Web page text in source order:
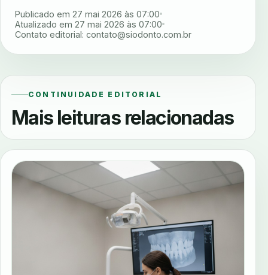
Publicado em 27 mai 2026 às 07:00
Atualizado em 27 mai 2026 às 07:00
Contato editorial: contato@siodonto.com.br
CONTINUIDADE EDITORIAL
Mais leituras relacionadas